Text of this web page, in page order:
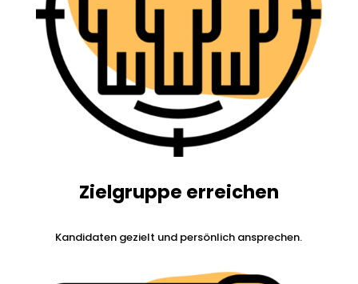
Zielgruppe erreichen
Kandidaten gezielt und persönlich ansprechen.